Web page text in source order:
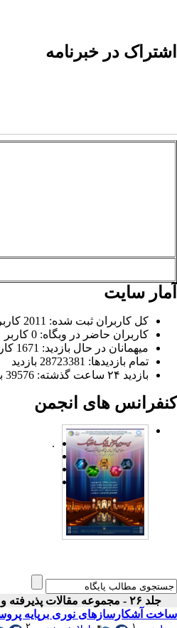
اشتراک در خبرنامه
آمار سایت
کل کاربران ثبت شده: 2011 کاربر
کاربران حاضر در وبگاه: 0 کاربر
میهمانان در حال بازدید: 1671 کاربر
تمام بازدید‌ها: 28723381 بازدید
بازدید ۲۴ ساعت گذشته: 39576 بازدید
کنفرانس های انجمن
.
جلد ۲۶ - مجموعه مقالات پذیرفته و ارائه شده در بیست و ششمین کنفرانس اپتیک و فوتونیک ایران
ساخت آشکارسازهای نوری برپایه